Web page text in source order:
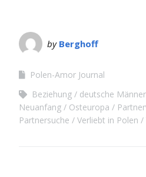
by Berghoff
Polen-Amor Journal
Beziehung
deutsche Männer
Neuanfang
Osteuropa
Partnersuche
Verliebt in Polen